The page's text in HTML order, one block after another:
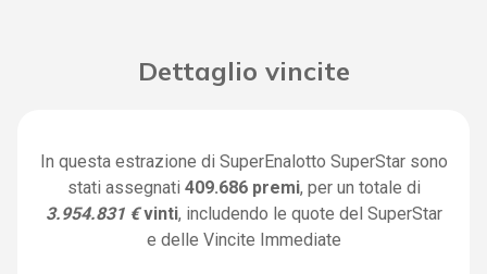
Dettaglio vincite
In questa estrazione di SuperEnalotto SuperStar sono
stati assegnati 409.686 premi, per un totale di
3.954.831 € vinti, includendo le quote del SuperStar
e delle Vincite Immediate